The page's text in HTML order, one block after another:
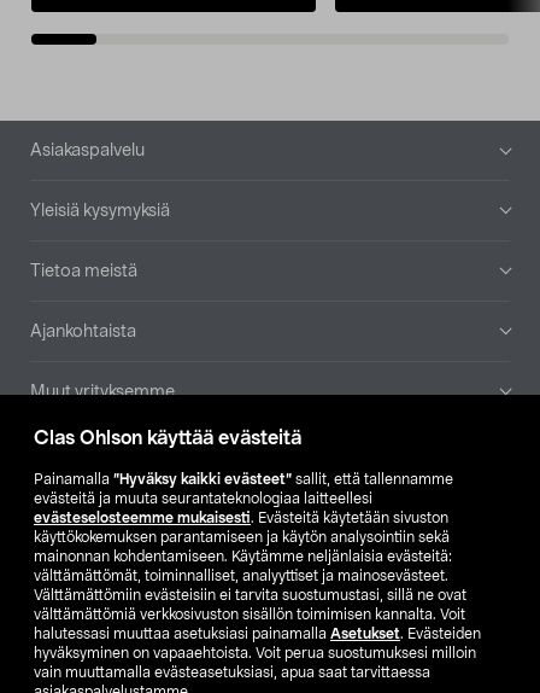
Clas Ohlson käyttää evästeitä
Painamalla ”Hyväksy kaikki evästeet” sallit, että tallennamme
evästeitä ja muuta seurantateknologiaa laitteellesi
evästeselosteemme mukaisesti. Evästeitä käytetään sivuston
käyttökokemuksen parantamiseen ja käytön analysointiin sekä
mainonnan kohdentamiseen. Käytämme neljänlaisia evästeitä:
välttämättömät, toiminnalliset, analyyttiset ja mainosevästeet.
Välttämättömiin evästeisiin ei tarvita suostumustasi, sillä ne ovat
välttämättömiä verkkosivuston sisällön toimimisen kannalta. Voit
halutessasi muuttaa asetuksiasi painamalla Asetukset. Evästeiden
hyväksyminen on vapaaehtoista. Voit perua suostumuksesi milloin
vain muuttamalla evästeasetuksiasi, apua saat tarvittaessa
Alatunniste
Asiakaspalvelu
Yleisiä kysymyksiä
Tietoa meistä
Ajankohtaista
Muut yrityksemme
Etsi myymälä
SE NO FI
FI SV